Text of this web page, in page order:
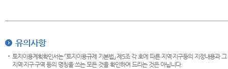
유의사항
토지이용계획확인서는 「토지이용규제 기본법」 제5조 각 호에 따른 지역·지구등의 지정내용
지역·지구·구역 등의 명칭을 쓰는 모든 것을 확인하여 드리는 것은 아닙니다.